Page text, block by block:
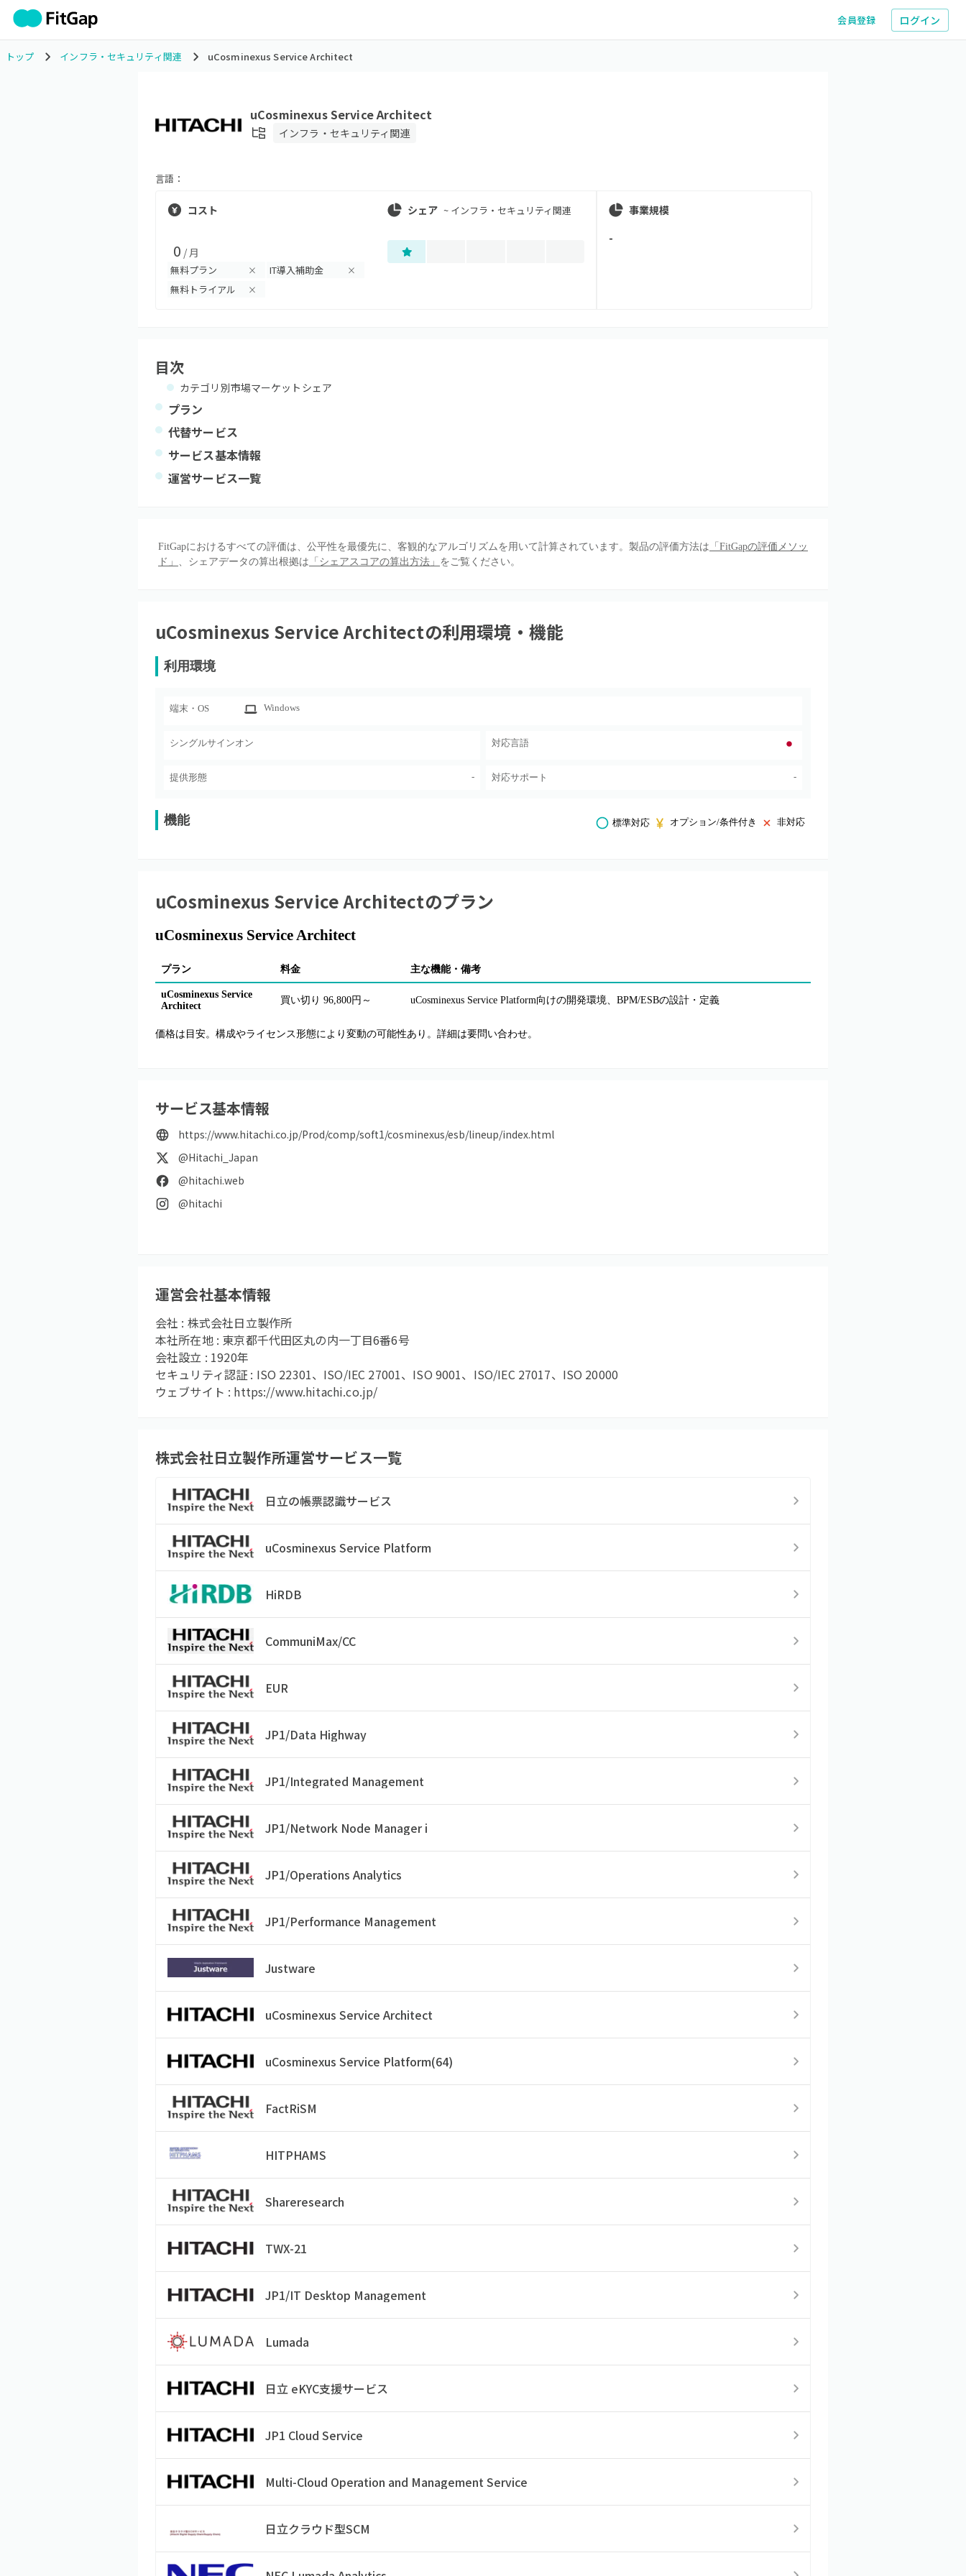
会員登録 ログイン
トップ インフラ・セキュリティ関連 uCosminexus Service Architect
uCosminexus Service Architect
インフラ・セキュリティ関連
言語：
コスト
0 / 月
無料プラン × IT導入補助金 ×
無料トライアル ×
シェア ~ インフラ・セキュリティ関連 事業規模
-
目次
カテゴリ別市場マーケットシェア
プラン
代替サービス
サービス基本情報
運営サービス一覧
FitGapにおけるすべての評価は、公平性を最優先に、客観的なアルゴリズムを用いて計算されています。製品の評価方法は 「FitGapの評価メソッ
ド」 、シェアデータの算出根拠は 「シェアスコアの算出方法」 をご覧ください。
uCosminexus Service Architectの利用環境・機能
利用環境
端末・OS Windows
シングルサインオン 対応言語
提供形態 - 対応サポート -
機能 標準対応 オプション/条件付き 非対応
uCosminexus Service Architectのプラン
uCosminexus Service Architect
プラン 料金 主な機能・備考
uCosminexus Service
Architect
買い切り 96,800円～ uCosminexus Service Platform向けの開発環境、BPM/ESBの設計・定義
価格は目安。構成やライセンス形態により変動の可能性あり。詳細は要問い合わせ。
サービス基本情報
https://www.hitachi.co.jp/Prod/comp/soft1/cosminexus/esb/lineup/index.html
@Hitachi_Japan
@hitachi.web
@hitachi
運営会社基本情報
会社 : 株式会社日立製作所
本社所在地 : 東京都千代田区丸の内一丁目6番6号
会社設立 : 1920年
セキュリティ認証 : ISO 22301、ISO/IEC 27001、ISO 9001、ISO/IEC 27017、ISO 20000
ウェブサイト : https://www.hitachi.co.jp/
株式会社日立製作所運営サービス一覧
日立の帳票認識サービス
uCosminexus Service Platform
HiRDB
CommuniMax/CC
EUR
JP1/Data Highway
JP1/Integrated Management
JP1/Network Node Manager i
JP1/Operations Analytics
JP1/Performance Management
Justware
uCosminexus Service Architect
uCosminexus Service Platform(64)
FactRiSM
HITPHAMS
Shareresearch
TWX-21
JP1/IT Desktop Management
Lumada
日立 eKYC支援サービス
JP1 Cloud Service
Multi-Cloud Operation and Management Service
日立クラウド型SCM